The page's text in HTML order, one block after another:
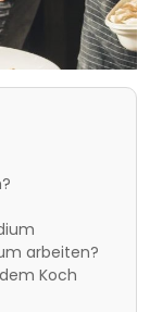
arbeiten?
Koch